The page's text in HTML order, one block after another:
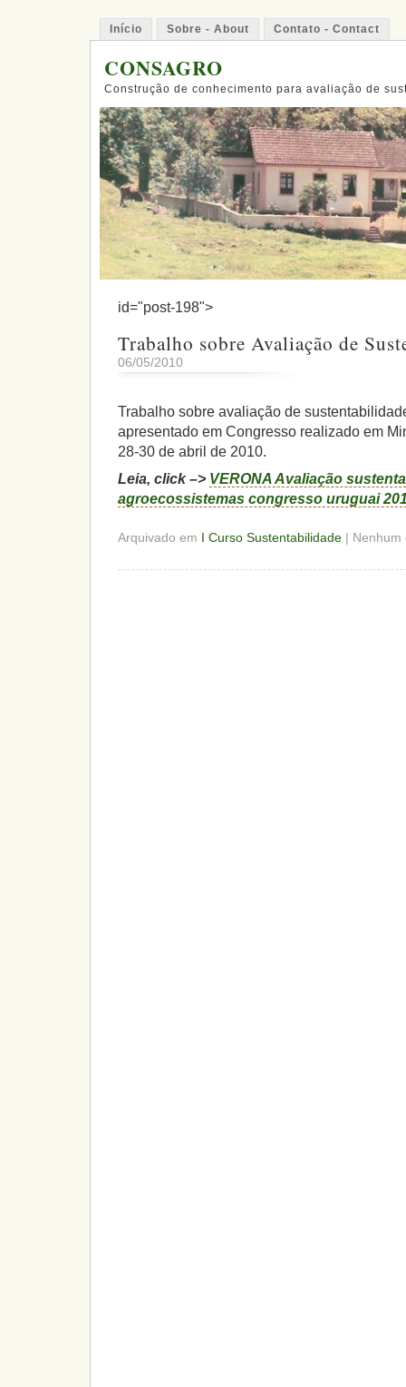
Início Sobre - About Contato - Contact
CONSAGRO
Construção de conhecimento para avaliação de
id="post-198">
Trabalho sobre Avaliação de
06/05/2010
Trabalho sobre avaliação de
apresentado em Congresso realizado em
28-30 de abril de 2010.
Leia, click –> VERONA Avaliação
agroecossistemas congresso uruguai
Arquivado em I Curso Sustentabilidade | Nenhum